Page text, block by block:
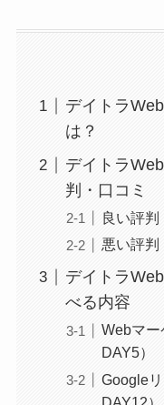
デイトラ
は？
デイトラ
判・口コミ
良い評判
悪い評判
デイトラ
べる内容
Webマー
DAY5）
Google